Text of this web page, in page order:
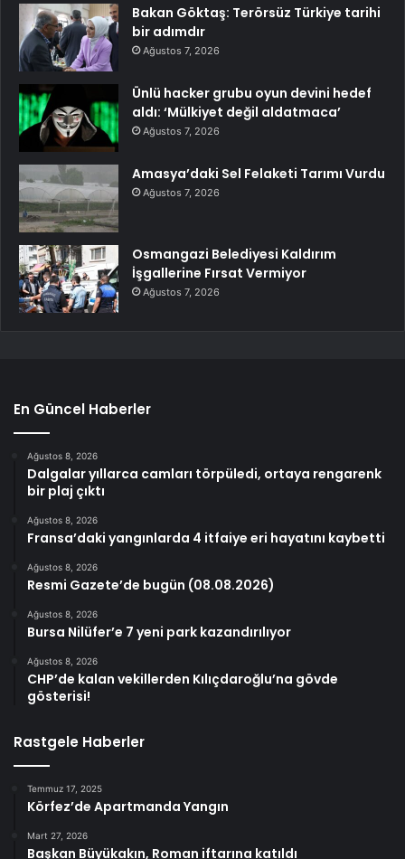
Bakan Göktaş: Terörsüz Türkiye tarihi
bir adımdır
Ağustos 7, 2026
Ünlü hacker grubu oyun devini hedef
aldı: ‘Mülkiyet değil aldatmaca’
Ağustos 7, 2026
Amasya’daki Sel Felaketi Tarımı Vurdu
Ağustos 7, 2026
Osmangazi Belediyesi Kaldırım
İşgallerine Fırsat Vermiyor
Ağustos 7, 2026
En Güncel Haberler
Ağustos 8, 2026
Dalgalar yıllarca camları törpüledi, ortaya rengarenk
bir plaj çıktı
Ağustos 8, 2026
Fransa’daki yangınlarda 4 itfaiye eri hayatını kaybetti
Ağustos 8, 2026
Resmi Gazete’de bugün (08.08.2026)
Ağustos 8, 2026
Bursa Nilüfer’e 7 yeni park kazandırılıyor
Ağustos 8, 2026
CHP’de kalan vekillerden Kılıçdaroğlu’na gövde
gösterisi!
Rastgele Haberler
Temmuz 17, 2025
Körfez’de Apartmanda Yangın
Mart 27, 2026
Başkan Büyükakın, Roman iftarına katıldı